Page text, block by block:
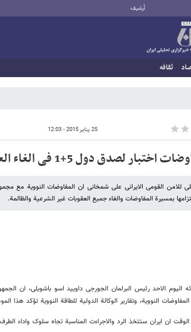
أرشيف
ثقافه
25 يناير 2015 - 12:03
لصدق دول 5+1 فی الغاء العقوبات
بمسیرة المفاوضات والغاء جمیع العقوبات غیر الشرعیة والظالمة.
الاحد رئیس البرلمان الجورجی داویید اسو باشویلی، ان
النوویة، وتقاریر الوکالة الدولیة للطاقة النوویة تؤکد هذا
ان ایران ستتخذ الرد والاجراءت المناسبة تجاه سلوک واداء الطرف